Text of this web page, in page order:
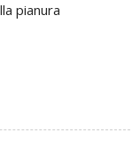
pianura